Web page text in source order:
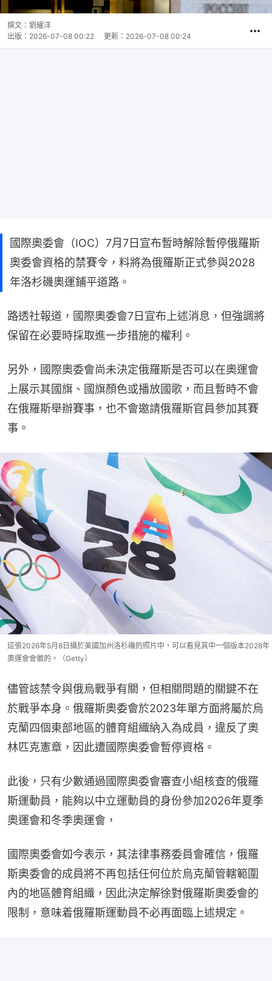
撰文： 劉耀洋
出版： 2026-07-08 00:22 更新： 2026-07-08 00:24
國際奧委會（IOC）7月7日宣布暫時解除暫停俄羅斯
奧委會資格的禁賽令，料將為俄羅斯正式參與2028
年洛杉磯奧運鋪平道路。
路透社報道，國際奧委會7日宣布上述消息，但強調將
保留在必要時採取進一步措施的權利。
另外，國際奧委會尚未決定俄羅斯是否可以在奧運會
上展示其國旗、國旗顏色或播放國歌，而且暫時不會
在俄羅斯舉辦賽事，也不會邀請俄羅斯官員參加其賽
事。
這張2026年5月8日攝於美國加州洛杉磯的照片中，可以看見其中一個版本2028年
奧運會會徽的。（Getty）
儘管該禁令與俄烏戰爭有關，但相關問題的關鍵不在
於戰爭本身。俄羅斯奧委會於2023年單方面將屬於烏
克蘭四個東部地區的體育組織納入為成員，違反了奧
林匹克憲章，因此遭國際奧委會暫停資格。
此後，只有少數通過國際奧委會審查小組核查的俄羅
斯運動員，能夠以中立運動員的身份參加2026年夏季
奧運會和冬季奧運會，
國際奧委會如今表示，其法律事務委員會確信，俄羅
斯奧委會的成員將不再包括任何位於烏克蘭管轄範圍
內的地區體育組織，因此決定解徐對俄羅斯奧委會的
限制，意味着俄羅斯運動員不必再面臨上述規定。